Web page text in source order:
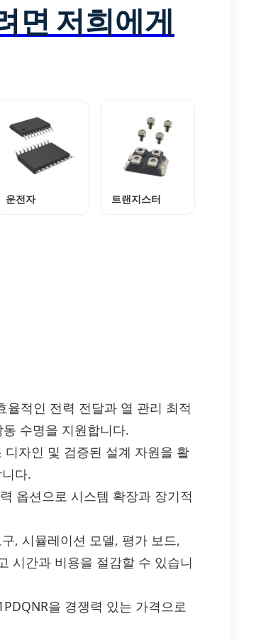
면 저희에게
운전자 트랜지스터
율적인 전력 전달과 열 관리 최적
수명을 지원합니다.
자인 및 검증된 설계 자원을 활
다.
옵션으로 시스템 확장과 장기적
, 시뮬레이션 모델, 평가 보드,
시간과 비용을 절감할 수 있습니
을 경쟁력 있는 가격으로